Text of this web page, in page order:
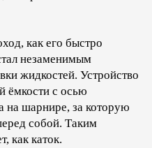
как его быстро
незаменимым
жидкостей. Устройство
ёмкости с осью
на шарнире, за которую
собой. Таким
как каток.